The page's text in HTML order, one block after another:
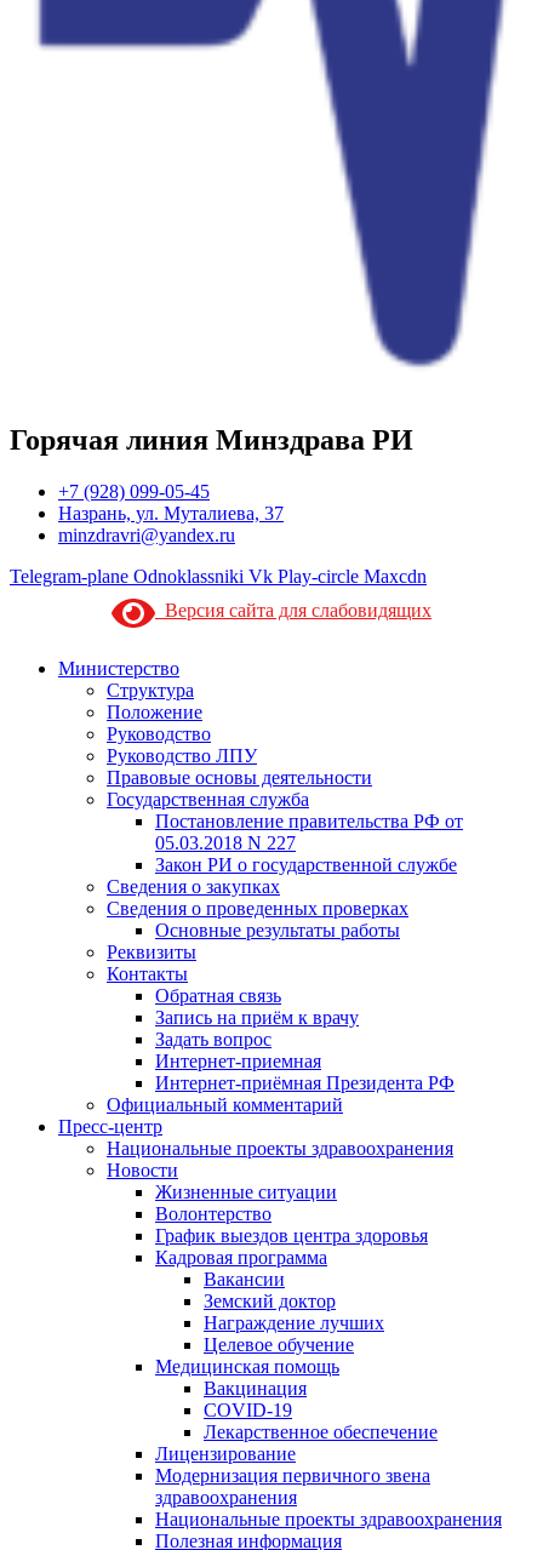
Горячая линия Минздрава РИ
+7 (928) 099-05-45
Назрань, ул. Муталиева, 37
minzdravri@yandex.ru
Telegram-plane Odnoklassniki Vk Play-circle Maxcdn
Версия сайта для слабовидящих
Министерство
Структура
Положение
Руководство
Руководство ЛПУ
Правовые основы деятельности
Государственная служба
Постановление правительства РФ от
05.03.2018 N 227
Закон РИ о государственной службе
Сведения о закупках
Сведения о проведенных проверках
Основные результаты работы
Реквизиты
Контакты
Обратная связь
Запись на приём к врачу
Задать вопрос
Интернет-приемная
Интернет-приёмная Президента РФ
Официальный комментарий
Пресс-центр
Национальные проекты здравоохранения
Новости
Жизненные ситуации
Волонтерство
График выездов центра здоровья
Кадровая программа
Вакансии
Земский доктор
Награждение лучших
Целевое обучение
Медицинская помощь
Вакцинация
COVID-19
Лекарственное обеспечение
Лицензирование
Модернизация первичного звена
здравоохранения
Национальные проекты здравоохранения
Полезная информация